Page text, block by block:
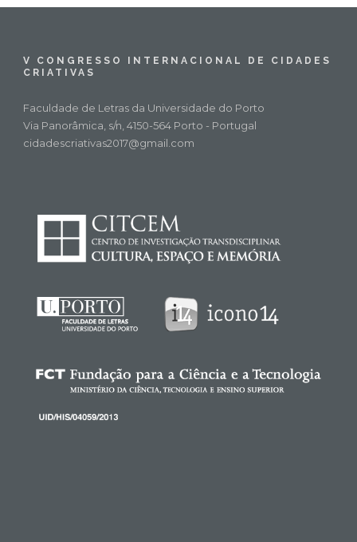
V CONGRESSO INTERNACIONAL DE CIDADES
CRIATIVAS
Faculdade de Letras da Universidade do Porto
Via Panorâmica, s/n, 4150-564 Porto - Portugal
cidadescriativas2017@gmail.com